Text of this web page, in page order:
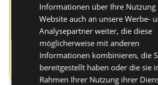
Zum Produkt
Informationen über Ihre Nutzung
Website auch an unsere Werbe-
Analysepartner weiter, die diese
möglicherweise mit anderen
Informationen kombinieren, die
bereitgestellt haben oder die sie
Rahmen Ihrer Nutzung ihrer